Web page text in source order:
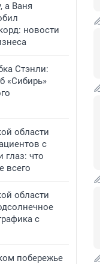
а Ваня
новости
Стэнли:
«Сибирь»
области
с
глаз: что
всего
области
с
побережье